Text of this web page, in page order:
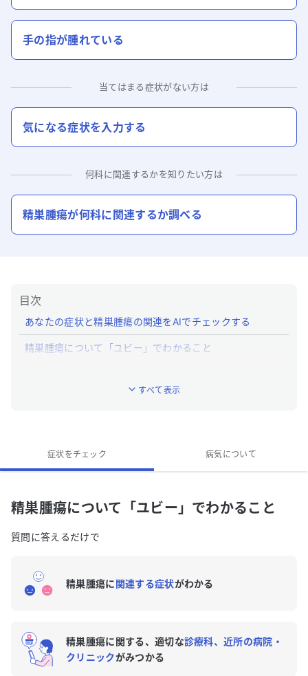
手の指が腫れている
当てはまる症状がない方は
気になる症状を入力する
何科に関連するかを知りたい方は
精巣腫瘍が何科に関連するか調べる
目次
あなたの症状と精巣腫瘍の関連をAIでチェックする
精巣腫瘍について「ユビー」でわかること
精巣腫瘍の専門医がいる近くの病院はありますか？
すべて表示
症状をチェック 病気について
精巣腫瘍について「ユビー」でわかること
質問に答えるだけで
精巣腫瘍に関連する症状がわかる
精巣腫瘍に関する、適切な診療科、近所の病院・
クリニックがみつかる